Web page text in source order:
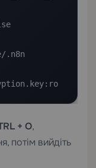
+ O,
потім вийдіть